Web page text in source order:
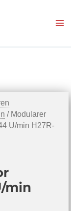
/ Modularer
U/min H27R-
min